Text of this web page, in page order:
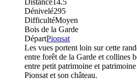
Dénivelé295
DifficultéMoyen
Bois de la Garde
DépartPionsat
Les vues portent loin sur cette
entre forêt de la Garde et collines
entre petit patrimoine et
Pionsat et son château.